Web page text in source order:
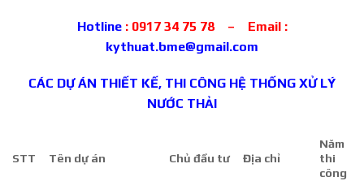
Hotline: 0917 34 75 78 – Email :
kythuat.bme@gmail.com
CÁC DỰ ÁN THIẾT KẾ, THI CÔNG HỆ THỐNG XỬ LÝ
NƯỚC THẢI
STT Tên dự án Chủ đầu tư Địa chỉ
Năm
thi
công